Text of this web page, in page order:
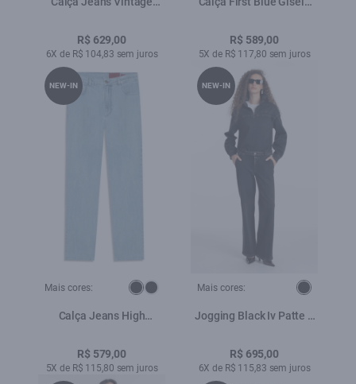
R$ 629,00
6X de R$ 104,83 sem juros
R$ 589,00
5X de R$ 117,80 sem juros
Mais cores:
Calça Jeans High
5 Pockets Lav. Claro
Total
R$ 579,00
5X de R$ 115,80 sem juros
NEW-IN
Mais cores:
Jogging Black Iv Patte d
Luva
R$ 695,00
6X de R$ 115,83 sem juros
NEW-IN